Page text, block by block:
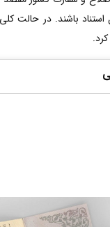
باشند. در حالت